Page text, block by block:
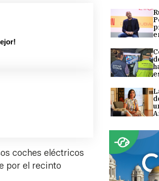
coches eléctricos
por el recinto